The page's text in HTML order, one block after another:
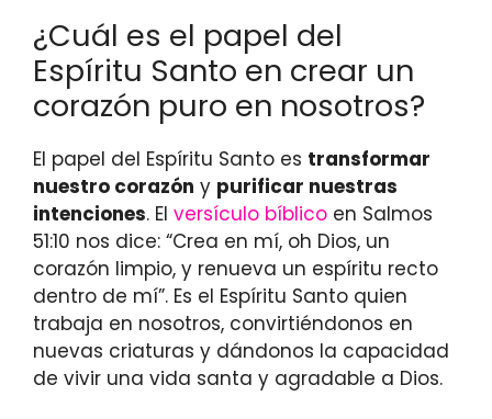
¿Cuál es el papel del
Espíritu Santo en crear un
corazón puro en nosotros?
El papel del Espíritu Santo es transformar
nuestro corazón y purificar nuestras
intenciones. El versículo bíblico en Salmos
51:10 nos dice: “Crea en mí, oh Dios, un
corazón limpio, y renueva un espíritu recto
dentro de mí”. Es el Espíritu Santo quien
trabaja en nosotros, convirtiéndonos en
nuevas criaturas y dándonos la capacidad
de vivir una vida santa y agradable a Dios.